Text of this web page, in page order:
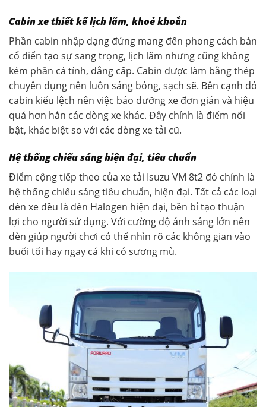
Cabin xe thiết kế lịch lãm, khoẻ khoắn
Phần cabin nhập dạng đứng mang đến phong cách bán
cổ điển tạo sự sang trọng, lịch lãm nhưng cũng không
kém phần cá tính, đẳng cấp. Cabin được làm bằng thép
chuyên dụng nên luôn sáng bóng, sạch sẽ. Bên cạnh đó
cabin kiểu lệch nên việc bảo dưỡng xe đơn giản và hiệu
quả hơn hẳn các dòng xe khác. Đây chính là điểm nổi
bật, khác biệt so với các dòng xe tải cũ.
Hệ thống chiếu sáng hiện đại, tiêu chuẩn
Điểm cộng tiếp theo của xe tải Isuzu VM 8t2 đó chính là
hệ thống chiếu sáng tiêu chuẩn, hiện đại. Tất cả các loại
đèn xe đều là đèn Halogen hiện đại, bền bỉ tạo thuận
lợi cho người sử dụng. Với cường độ ánh sáng lớn nên
đèn giúp người chơi có thể nhìn rõ các không gian vào
buổi tối hay ngay cả khi có sương mù.